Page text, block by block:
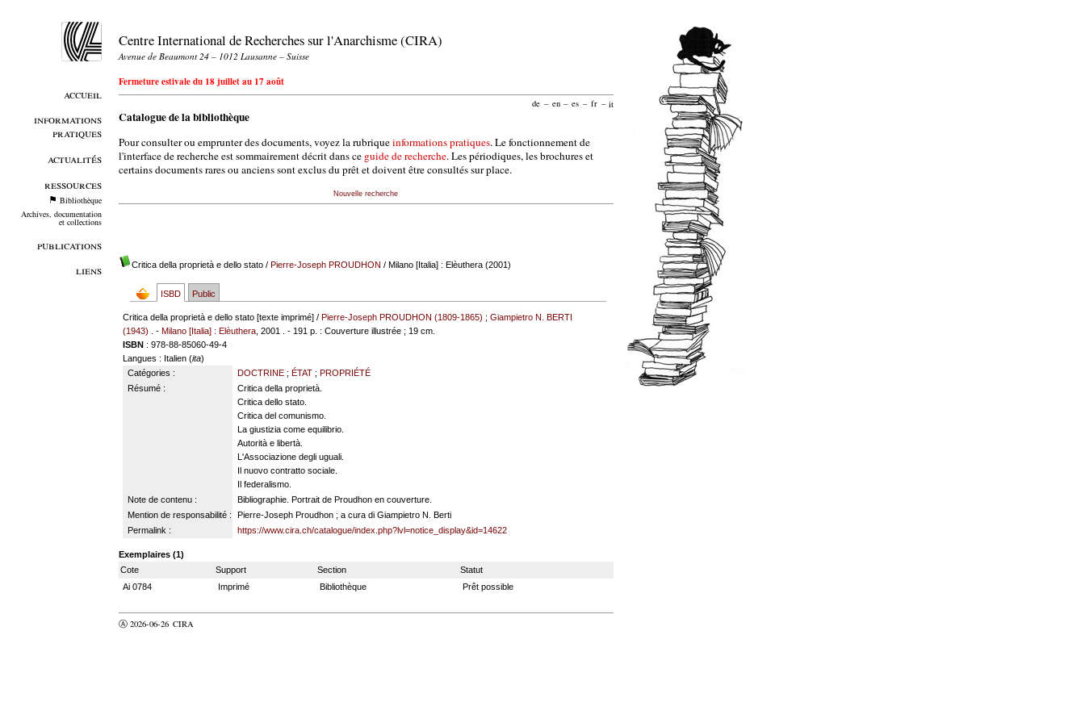
accueil
informations
pratiques
actualités
ressources
Bibliothèque
Archives, documentation
et collections
publications
liens
Centre International de Recherches sur l'Anarchisme (CIRA)
Avenue de Beaumont 24 – 1012 Lausanne – Suisse
Fermeture estivale du 18 juillet au 17 août
de – en – es – fr – it
Catalogue de la bibliothèque
Pour consulter ou emprunter des documents, voyez la rubriqueinformations pratiques. Le fonctionnement de
l'interface de recherche est sommairement décrit dans ce guide de recherche. Les périodiques, les brochures et
certains documents rares ou anciens sont exclus du prêt et doivent être consultés sur place.
Nouvelle recherche
Critica della proprietà e dello stato/ Pierre-Joseph PROUDHON / Milano [Italia] : Elèuthera (2001)
ISBD Public
Critica della proprietà e dello stato [texte imprimé] /Pierre-Joseph PROUDHON (1809-1865) ;Giampietro N. BERTI
(1943)
. -Milano [Italia] : Elèuthera , 2001 . - 191 p. : Couverture illustrée ; 19 cm.
ISBN : 978-88-85060-49-4
Langues : Italien (ita)
Catégories :
DOCTRINE; ÉTAT; PROPRIÉTÉ
Résumé :
Critica della proprietà.
Critica dello stato.
Critica del comunismo.
La giustizia come equilibrio.
Autorità e libertà.
L'Associazione degli uguali.
Il nuovo contratto sociale.
Il federalismo.
Note de contenu :
Bibliographie. Portrait de Proudhon en couverture.
Mention de responsabilité :
Pierre-Joseph Proudhon ; a cura di Giampietro N. Berti
Permalink :
https://www.cira.ch/catalogue/index.php?lvl=notice_display&id=14622
Exemplaires (1)
Cote
Support Section
Statut
Ai 0784
Imprimé Bibliothèque Prêt possible
Ⓐ 2026-06-26 CIRA